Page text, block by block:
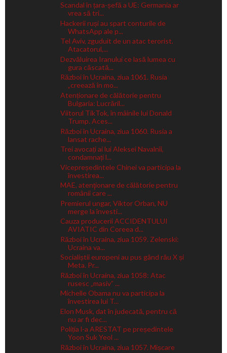
Scandal în țara-șefă a UE: Germania ar
vrea să tri...
Hackerii ruși au spart conturile de
WhatsApp ale p...
Tel Aviv, zguduit de un atac terorist.
Atacatorul,...
Dezvăluirea Iranului ce lasă lumea cu
gura căscată...
Război în Ucraina, ziua 1061. Rusia
„creează în mo...
Atenționare de călătorie pentru
Bulgaria: Lucrăril...
Viitorul TikTok, în mâinile lui Donald
Trump. Aces...
Război în Ucraina, ziua 1060. Rusia a
lansat rache...
Trei avocați ai lui Aleksei Navalnîi,
condamnați l...
Vicepreședintele Chinei va participa la
învestirea...
MAE, atenţionare de călătorie pentru
românii care ...
Premierul ungar, Viktor Orban, NU
merge la învesti...
Cauza producerii ACCIDENTULUI
AVIATIC din Coreea d...
Război în Ucraina, ziua 1059. Zelenski:
Ucraina va...
Socialiștii europeni au pus gând rău X și
Meta. Pr...
Război în Ucraina, ziua 1058: Atac
rusesc „masiv” ...
Michelle Obama nu va participa la
învestirea lui T...
Elon Musk, dat în judecată, pentru că
nu ar fi dec...
Poliția l-a ARESTAT pe președintele
Yoon Suk Yeol ...
Război în Ucraina, ziua 1057. Mișcare